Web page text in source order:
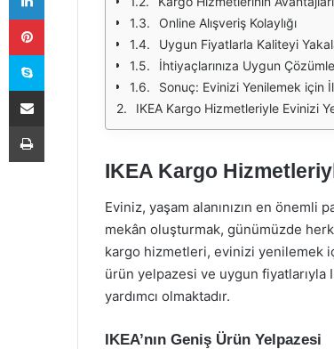
Online Alışveriş Kolaylığı
Uygun Fiyatlarla Kaliteyi
İhtiyaçlarınıza Uygun
Sonuç: Evinizi Yenilemek için
IKEA Kargo Hizmetleriyle Evinizi
IKEA Kargo
Eviniz, yaşam alanınızın en önemli
mekân oluşturmak, günümüzde
kargo hizmetleri, evinizi yenilemek
ürün yelpazesi ve uygun fiyatlarıyla
yardımcı olmaktadır.
IKEA’nın Geniş Ürün Yelpazesi
Pinterest
Skype
E-Posta ile paylaş